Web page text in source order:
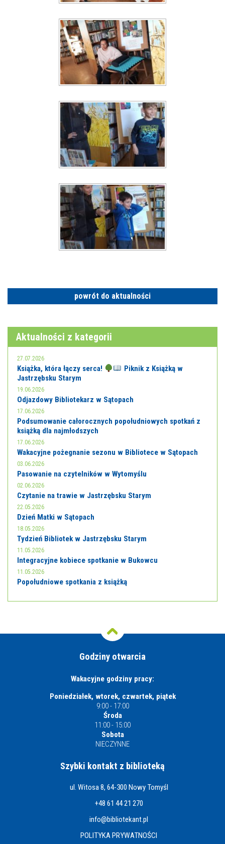
powrót do aktualności
Aktualności z kategorii
27.07.2026
Książka, która łączy serca!
Piknik z Książką w
Jastrzębsku Starym
19.06.2026
Odjazdowy Bibliotekarz w Sątopach
17.06.2026
Podsumowanie całorocznych popołudniowych spotkań z
książką dla najmłodszych
17.06.2026
Wakacyjne pożegnanie sezonu w Bibliotece w Sątopach
03.06.2026
Pasowanie na czytelników w Wytomyślu
02.06.2026
Czytanie na trawie w Jastrzębsku Starym
22.05.2026
Dzień Matki w Sątopach
18.05.2026
Tydzień Bibliotek w Jastrzębsku Starym
11.05.2026
Integracyjne kobiece spotkanie w Bukowcu
11.05.2026
Popołudniowe spotkania z książką
Godziny otwarcia
Wakacyjne godziny pracy:
Poniedziałek, wtorek, czwartek, piątek
9:00 - 17:00
Środa
11:00 - 15:00
Sobota
NIECZYNNE
Szybki kontakt z biblioteką
ul. Witosa 8, 64-300 Nowy Tomyśl
+48 61 44 21 270
info@bibliotekant.pl
POLITYKA PRYWATNOŚCI